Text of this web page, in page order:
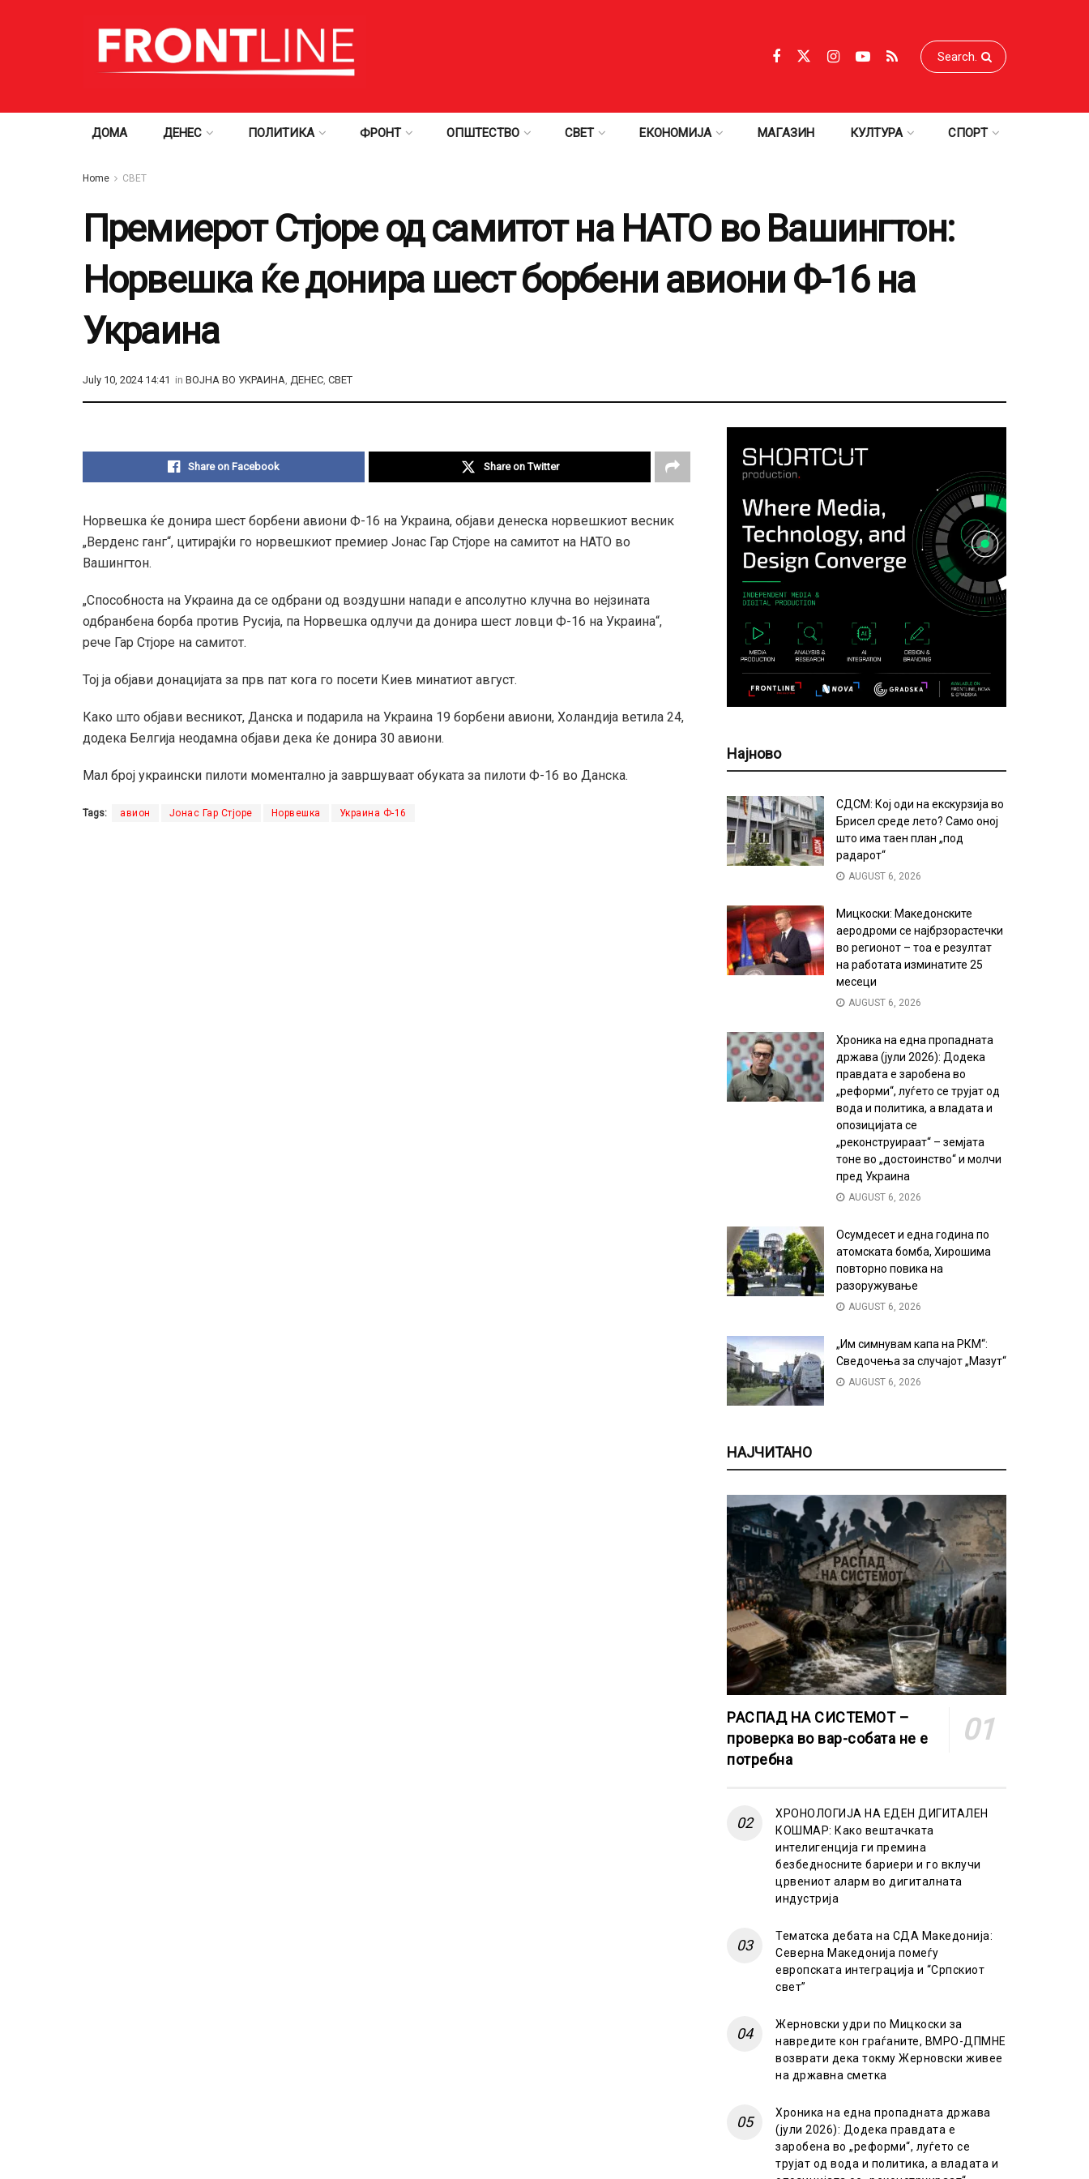
ДОМА ДЕНЕС ПОЛИТИКА ФРОНТ ОПШТЕСТВО СВЕТ ЕКОНОМИЈА МАГАЗИН КУЛТУРА СПОРТ
Home СВЕТ
Премиерот Стјоре од самитот на НАТО во Вашингтон:
Норвешка ќе донира шест борбени авиони Ф-16 на
Украина
July 10, 2024 14:41 in ВОЈНА ВО УКРАИНА, ДЕНЕС, СВЕТ
Share on Facebook Share on Twitter
Норвешка ќе донира шест борбени авиони Ф-16 на Украина, објави денеска норвешкиот весник
„Верденс ганг“, цитирајќи го норвешкиот премиер Јонас Гар Стјоре на самитот на НАТО во
Вашингтон.
„Способноста на Украина да се одбрани од воздушни напади е апсолутно клучна во нејзината
одбранбена борба против Русија, па Норвешка одлучи да донира шест ловци Ф-16 на Украина“,
рече Гар Стјоре на самитот.
Тој ја објави донацијата за прв пат кога го посети Киев минатиот август.
Како што објави весникот, Данска и подарила на Украина 19 борбени авиони, Холандија ветила 24,
додека Белгија неодамна објави дека ќе донира 30 авиони.
Мал број украински пилоти моментално ја завршуваат обуката за пилоти Ф-16 во Данска.
Tags: авион Јонас Гар Стјоре Норвешка Украина Ф-16
Најново
СДСМ: Кој оди на екскурзија во
Брисел среде лето? Само оној
што има таен план „под
радарот“
AUGUST 6, 2026
Мицкоски: Македонските
аеродроми се најбрзорастечки
во регионот – тоа е резултат
на работата изминатите 25
месеци
AUGUST 6, 2026
Хроника на една пропадната
држава (јули 2026): Додека
правдата е заробена во
„реформи“, луѓето се трујат од
вода и политика, а владата и
опозицијата се
„реконструираат“ – земјата
тоне во „достоинство“ и молчи
пред Украина
AUGUST 6, 2026
Осумдесет и една година по
атомската бомба, Хирошима
повторно повика на
разоружување
AUGUST 6, 2026
„Им симнувам капа на РКМ“:
Сведочења за случајот „Мазут“
AUGUST 6, 2026
НАЈЧИТАНО
РАСПАД НА СИСТЕМОТ –
проверка во вар-собата не е
потребна
ХРОНОЛОГИЈА НА ЕДЕН ДИГИТАЛЕН
КОШМАР: Како вештачката
интелигенција ги премина
безбедносните бариери и го вклучи
црвениот аларм во дигиталната
индустрија
Тематска дебата на СДА Македонија:
Северна Македонија помеѓу
европската интеграција и “Српскиот
свет”
Жерновски удри по Мицкоски за
навредите кон граѓаните, ВМРО-ДПМНЕ
возврати дека токму Жерновски живее
на државна сметка
Хроника на една пропадната држава
(јули 2026): Додека правдата е
заробена во „реформи“, луѓето се
трујат од вода и политика, а владата и